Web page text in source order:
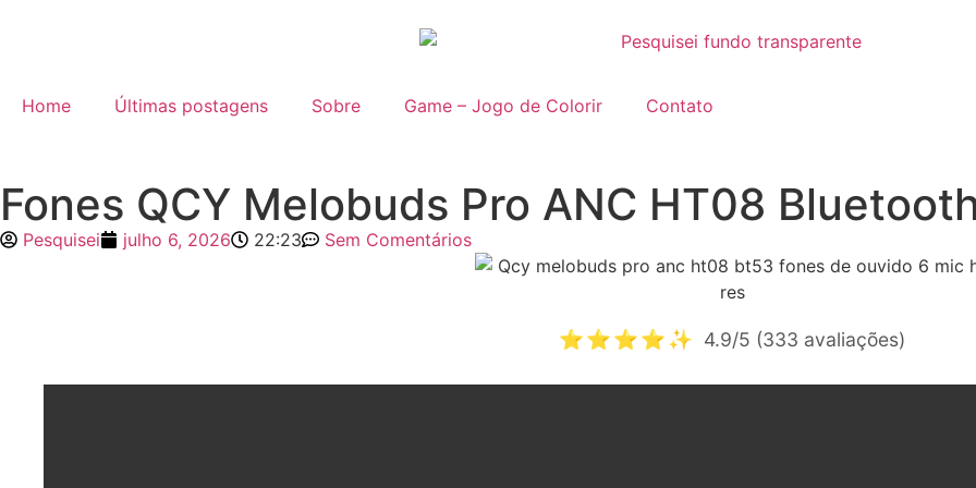
Home Últimas postagens Sobre Game – Jogo de Colorir Contato
Fones QCY Melobuds Pro ANC HT08
Pesquisei julho 6, 2026 22:23 Sem Comentários
⭐⭐⭐⭐✨ 4.9/5 (333 avaliações)